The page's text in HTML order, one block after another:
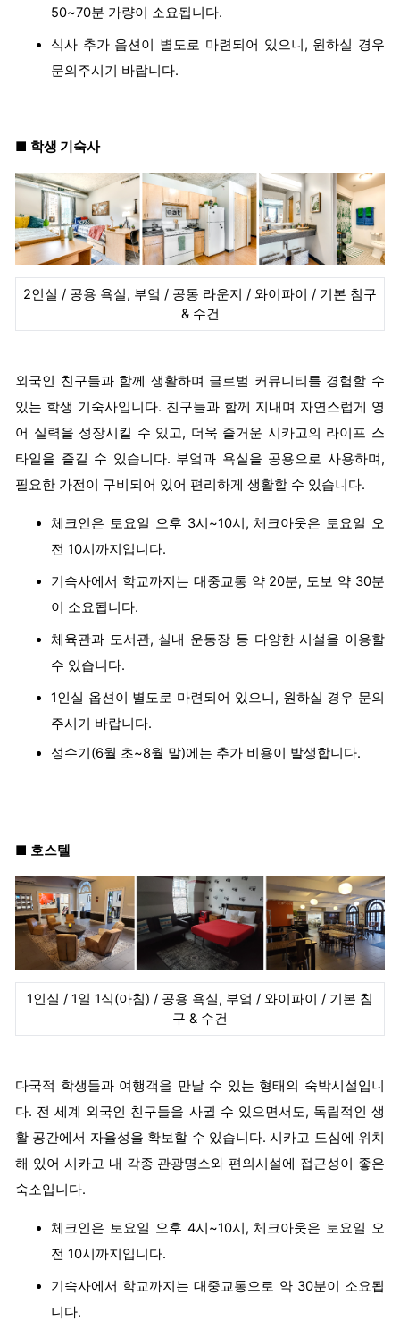
50~70분 가량이 소요됩니다.
식사 추가 옵션이 별도로 마련되어 있으니, 원하실 경우
문의주시기 바랍니다.
■ 학생 기숙사
2인실 / 공용 욕실, 부엌 / 공동 라운지 / 와이파이 / 기본 침구
& 수건
외국인 친구들과 함께 생활하며 글로벌 커뮤니티를 경험할 수
있는 학생 기숙사입니다. 친구들과 함께 지내며 자연스럽게 영
어 실력을 성장시킬 수 있고, 더욱 즐거운 시카고의 라이프 스
타일을 즐길 수 있습니다. 부엌과 욕실을 공용으로 사용하며,
필요한 가전이 구비되어 있어 편리하게 생활할 수 있습니다.
체크인은 토요일 오후 3시~10시, 체크아웃은 토요일 오
전 10시까지입니다.
기숙사에서 학교까지는 대중교통 약 20분, 도보 약 30분
이 소요됩니다.
체육관과 도서관, 실내 운동장 등 다양한 시설을 이용할
수 있습니다.
1인실 옵션이 별도로 마련되어 있으니, 원하실 경우 문의
주시기 바랍니다.
성수기(6월 초~8월 말)에는 추가 비용이 발생합니다.
■ 호스텔
1인실 / 1일 1식(아침) / 공용 욕실, 부엌 / 와이파이 / 기본 침
구 & 수건
다국적 학생들과 여행객을 만날 수 있는 형태의 숙박시설입니
다. 전 세계 외국인 친구들을 사귈 수 있으면서도, 독립적인 생
활 공간에서 자율성을 확보할 수 있습니다. 시카고 도심에 위치
해 있어 시카고 내 각종 관광명소와 편의시설에 접근성이 좋은
숙소입니다.
체크인은 토요일 오후 4시~10시, 체크아웃은 토요일 오
전 10시까지입니다.
기숙사에서 학교까지는 대중교통으로 약 30분이 소요됩
니다.